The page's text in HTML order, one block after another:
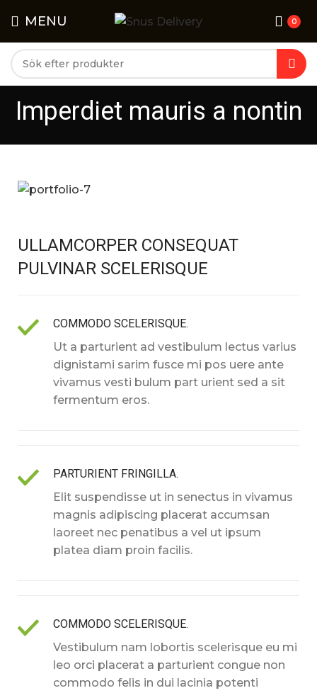
MENU 0
Imperdiet mauris a nontin
ULLAMCORPER CONSEQUAT
PULVINAR SCELERISQUE
COMMODO SCELERISQUE.
Ut a parturient ad vestibulum lectus varius
dignistami sarim fusce mi pos uere ante
vivamus vesti bulum part urient sed a sit
fermentum eros.
PARTURIENT FRINGILLA.
Elit suspendisse ut in senectus in vivamus
magnis adipiscing placerat accumsan
laoreet nec penatibus a vel ut ipsum
platea diam proin facilis.
COMMODO SCELERISQUE.
Vestibulum nam lobortis scelerisque eu mi
leo orci placerat a parturient congue non
commodo felis in dui lacinia potenti
Ej för personer under 18 år. Denna produkt innehåller